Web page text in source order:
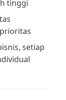
tinggi
setiap